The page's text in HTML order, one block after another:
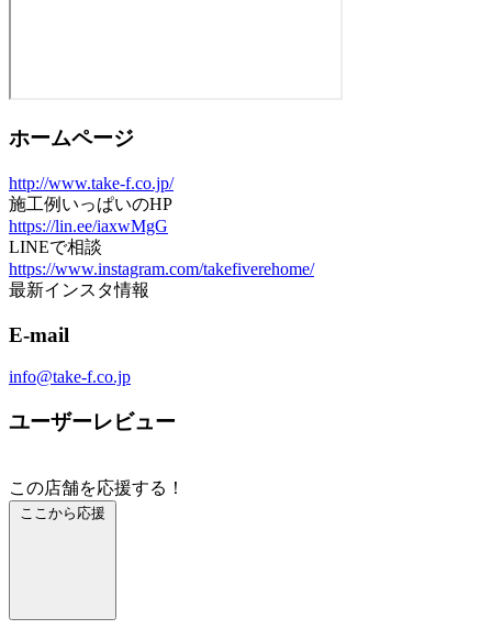
ホームページ
http://www.take-f.co.jp/
施工例いっぱいのHP
https://lin.ee/iaxwMgG
LINEで相談
https://www.instagram.com/takefiverehome/
最新インスタ情報
E-mail
info@take-f.co.jp
ユーザーレビュー
この店舗を応援する！
ここから応援